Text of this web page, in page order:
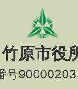
竹原市役
号